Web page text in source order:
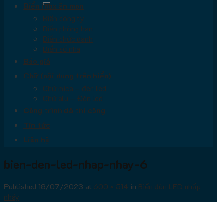
Biển inox ăn mòn
Biển công ty
Biển phòng ban
Biển chức danh
Biển số nhà
Báo giá
Chữ (nội dung trên biển)
Chữ mica – đèn led
Chữ alu – Đèn led
Công trình đã thi công
Tin tức
Liên hệ
bien-den-led-nhap-nhay-6
Published 18/07/2023 at 600 × 514 in Biển đèn LED nhấp
nháy